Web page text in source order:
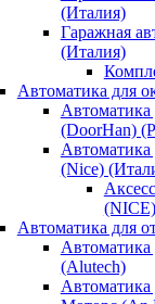
(Италия)
Гаражная
(Италия)
Автоматика для
Автоматика
(DoorHan)
Автоматика
(Nice)
(NICE)
Автоматика для
(Alutech)